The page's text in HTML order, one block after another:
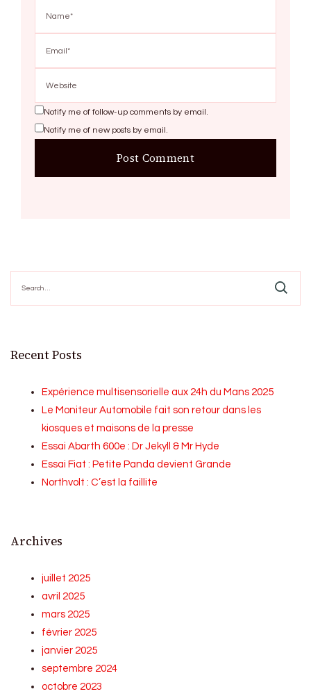
Notify me of follow-up comments by email.
Notify me of new posts by email.
for:
Recent Posts
Expérience multisensorielle aux 24h du Mans 2025
Le Moniteur Automobile fait son retour dans les
kiosques et maisons de la presse
Essai Abarth 600e : Dr Jekyll & Mr Hyde
Essai Fiat : Petite Panda devient Grande
Northvolt : C’est la faillite
Archives
juillet 2025
avril 2025
mars 2025
février 2025
janvier 2025
septembre 2024
octobre 2023